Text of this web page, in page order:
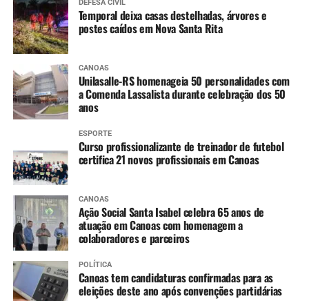
DEFESA CIVIL
Temporal deixa casas destelhadas, árvores e
postes caídos em Nova Santa Rita
CANOAS
Unilasalle-RS homenageia 50 personalidades com
a Comenda Lassalista durante celebração dos 50
anos
ESPORTE
Curso profissionalizante de treinador de futebol
certifica 21 novos profissionais em Canoas
CANOAS
Ação Social Santa Isabel celebra 65 anos de
atuação em Canoas com homenagem a
colaboradores e parceiros
POLÍTICA
Canoas tem candidaturas confirmadas para as
eleições deste ano após convenções partidárias